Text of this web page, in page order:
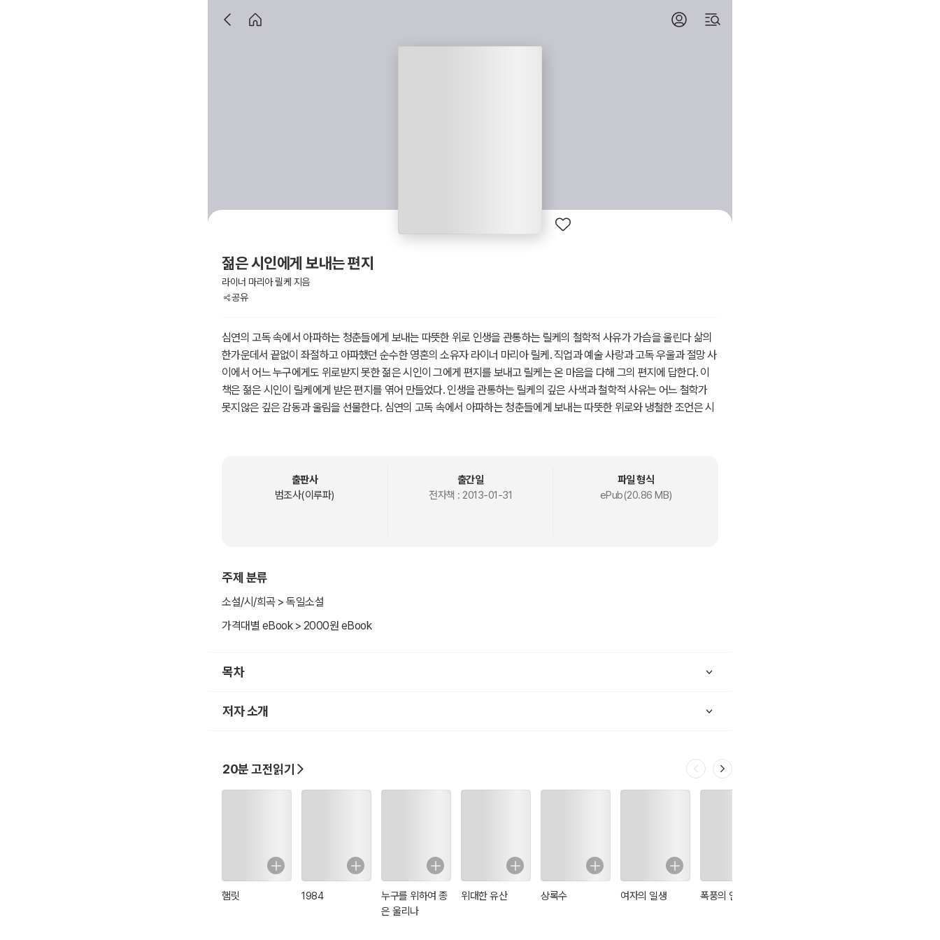
젊은 시인에게 보내는 편지
라이너 마리아 릴케 지음
공유
심연의 고독 속에서 아파하는 청춘들에게 보내는 따뜻한 위로 인생을 관통하는 릴케의 철학적 사유가 가슴을 울린다 삶의
한가운데서 끝없이 좌절하고 아파했던 순수한 영혼의 소유자 라이너 마리아 릴케. 직업과 예술 사랑과 고독 우울과 절망 사
이에서 어느 누구에게도 위로받지 못한 젊은 시인이 그에게 편지를 보내고 릴케는 온 마음을 다해 그의 편지에 답한다. 이
책은 젊은 시인이 릴케에게 받은 편지를 엮어 만들었다. 인생을 관통하는 릴케의 깊은 사색과 철학적 사유는 어느 철학가
못지않은 깊은 감동과 울림을 선물한다. 심연의 고독 속에서 아파하는 청춘들에게 보내는 따뜻한 위로와 냉철한 조언은 시
아마도 대답해 줄 것입니다. - 예술가란 재거나 세어서는 안 됩니다. 세월은 아무런 의미도 없습니다. 그래서 10년도 무(無)
와 같은 것입니다. 봄의 폭풍우 속에 유유히 서서 그 뒤에 여름이 올 것인가 안 올 것인가 하는 두려움을 품지 않는 수목처럼
에 의한 인간에 대한 사랑 이것이야말로 우리에게 주어진 가장 어려운 것이고 궁극의 것이며 최후의 시련입니다. 다른 모든
일은 단지 그것을 위한 준비에 지나지 않습니다. 무슨 일에나 초심자인 사람들은 아직 사랑을 할 수가 없습니다. 그것을 배
우지 않으면 안 됩니다. 모든 존재를 걸고서 그들의 고독하고 불안한 위를 향해서 고동치는 심장의 주위에 집중된 모든 힘
을 걸고서 사랑하는 일을 배우지 않으면 안 됩니다. 바쁜 현대인을 위한 스마트한 고전 읽기 20분 고전읽기 시리즈는… - 시
현은 최대한 배제해 ‘쉽게 읽고 쉽게 이해할 수 있는’ 신개념 고전읽기를 제시한다. - 지하철이나 버스 등의 이동시간을 고
출판사
범조사(이루파)
출간일
전자책 : 2013-01-31
파일 형식
ePub(20.86 MB)
주제 분류
소설/시/희곡 > 독일소설
가격대별 eBook > 2000원 eBook
목차
저자 소개
20분 고전읽기
햄릿 1984
누구를 위하여 종
은 울리나
위대한 유산 상록수 여자의 일생 폭풍의 언덕